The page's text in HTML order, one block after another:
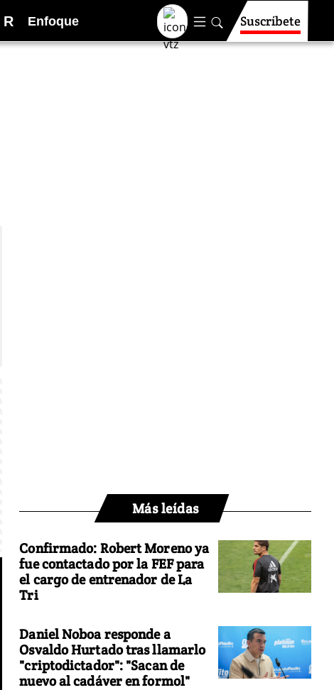
R Enfoque Suscríbete
Más leídas
Confirmado: Robert Moreno ya
fue contactado por la FEF para
el cargo de entrenador de La
Tri
Daniel Noboa responde a
Osvaldo Hurtado tras llamarlo
"criptodictador": "Sacan de
nuevo al cadáver en formol"